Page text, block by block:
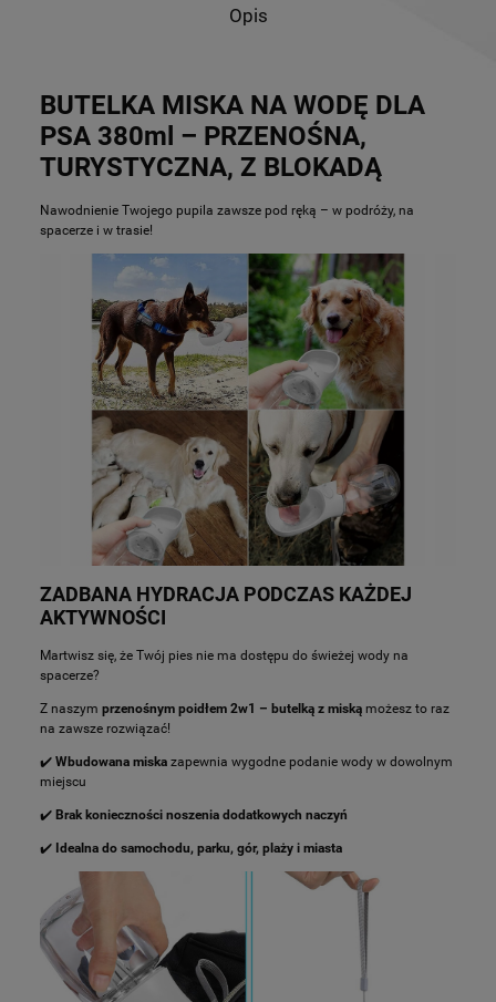
Opis
BUTELKA MISKA NA WODĘ DLA
PSA 380ml – PRZENOŚNA,
TURYSTYCZNA, Z BLOKADĄ
Nawodnienie Twojego pupila zawsze pod ręką – w podróży, na
spacerze i w trasie!
ZADBANA HYDRACJA PODCZAS KAŻDEJ
AKTYWNOŚCI
Martwisz się, że Twój pies nie ma dostępu do świeżej wody na
spacerze?
Z naszym przenośnym poidłem 2w1 – butelką z miską możesz to raz
na zawsze rozwiązać!
✔️ Wbudowana miska zapewnia wygodne podanie wody w dowolnym
miejscu
✔️ Brak konieczności noszenia dodatkowych naczyń
✔️ Idealna do samochodu, parku, gór, plaży i miasta